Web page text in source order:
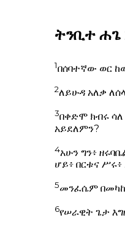
ትንቢተ ሐጌ
1በሰባተኛው ወር
2ለይሁዳ አለቃ
3በቀድሞ ክብሩ ሳለ
አይደለምን?
4አሁን ግን፥
ሆይ፥ በርቱና
5መንፈሴም
6የሠራዊት ጌታ